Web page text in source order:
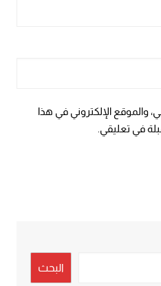
والموقع الإلكتروني في هذا
في تعليقي.
البحث